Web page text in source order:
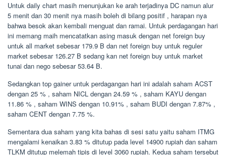
Untuk daily chart masih menunjukan ke arah terjadinya DC namun alur
5 menit dan 30 menit nya masih boleh di bilang positif , harapan nya
bahwa besok akan kembali menguat dan ramai. Untuk perdagangan hari
ini memang maih mencatatkan asing masuk dengan net foreign buy
untuk all market sebesar 179.9 B dan net foreign buy untuk reguler
market sebesar 126.27 B sedang kan net foreign buy untuk market
tunai dan nego sebesar 53.64 B.
Sedangkan top gainer untuk perdagangan hari ini adalah saham ACST
dengan 25 % , saham NICL dengan 24.59 % , saham KAYU dengan
11.86 % , saham WINS dengan 10.91% , saham BUDI dengan 7.87% ,
saham CENT dengan 7.75 %.
Sementara dua saham yang kita bahas di sesi satu yaitu saham ITMG
mengalami kenaikan 3.83 % ditutup pada level 14900 rupiah dan saham
TLKM ditutup melemah tipis di level 3060 rupiah. Kedua saham tersebut